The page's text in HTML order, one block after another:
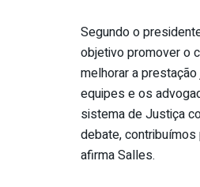
Segundo o
objetivo promover o
melhorar a
equipes e os
sistema de Justiça
debate,
afirma Salles.